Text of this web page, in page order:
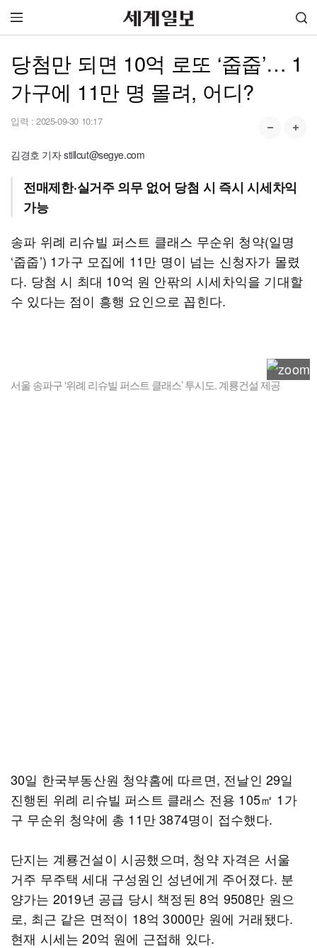
당첨만 되면 10억 로또 ‘줍줍’… 1
가구에 11만 명 몰려, 어디?
입력 : 2025-09-30 10:17
김경호 기자 stillcut@segye.com
전매제한·실거주 의무 없어 당첨 시 즉시 시세차익
가능
송파 위례 리슈빌 퍼스트 클래스 무순위 청약(일명
‘줍줍’) 1가구 모집에 11만 명이 넘는 신청자가 몰렸
다. 당첨 시 최대 10억 원 안팎의 시세차익을 기대할
수 있다는 점이 흥행 요인으로 꼽힌다.
서울 송파구 ‘위례 리슈빌 퍼스트 클래스’ 투시도. 계룡건설 제공
30일 한국부동산원 청약홈에 따르면, 전날인 29일
진행된 위례 리슈빌 퍼스트 클래스 전용 105㎡ 1가
구 무순위 청약에 총 11만 3874명이 접수했다.
단지는 계룡건설이 시공했으며, 청약 자격은 서울
거주 무주택 세대 구성원인 성년에게 주어졌다. 분
양가는 2019년 공급 당시 책정된 8억 9508만 원으
로, 최근 같은 면적이 18억 3000만 원에 거래됐다.
현재 시세는 20억 원에 근접해 있다.